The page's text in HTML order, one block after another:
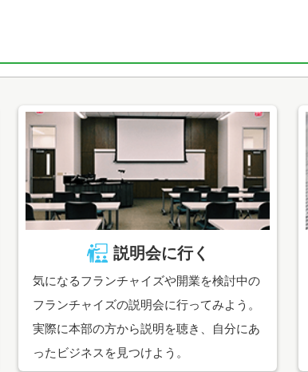
説明会に行く
気になるフランチャイズや開業を検討中の
フランチャイズの説明会に行ってみよう。
実際に本部の方から説明を聴き、自分にあ
ったビジネスを見つけよう。